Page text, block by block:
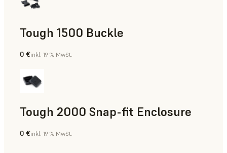
Tough 1500 Buckle
Technik
0 €inkl. 19 % MwSt.
Tough 2000 Snap-fit Enclosure
Technik
0 €inkl. 19 % MwSt.